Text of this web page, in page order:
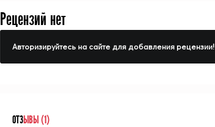
Рецензий нет
Авторизируйтесь на сайте для добавления рецензии!
ОТЗЫВЫ (1)